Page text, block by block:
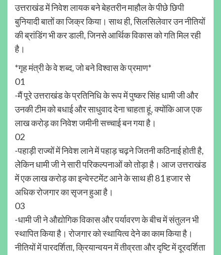
उत्तराखंड में निवेश लायक बने बेहतरीन माहौल के पीछे छिपी
बुनियादी बातों का जिक्र किया। साथ ही, सिलसिलेवार उन नीतियों
की ब्रांडिंग भी कर डाली, जिनसे आर्थिक विकास को गति मिल रही
है।
*गृह मंत्री के वे शब्द, जो बने विश्वास के प्रमाण*
01
-मैं पूरे उत्तराखंड के प्रतिनिधि के रूप में पुष्कर सिंह धामी जी और
उनकी टीम को बधाई और साधुवाद देना चाहता हूं, क्योंकि आज एक
लाख करोड़ का निवेश जमीनी सच्चाई बन गया है।
02
-पहाड़ी राज्यों में निवेश लाने में पहाड़ चढ़ने जितनी कठिनाई होती है,
लेेकिन धामी जी ने सारी परिकल्पनाओं को तोड़ा है। आज उत्तराखंड
में एक लाख करोड़ का इन्वेस्टमेंट आने के साथ ही 81 हजार से
अधिक रोजगार का सृजन हुआ है।
03
-धामी जी ने औद्योगिक विकास और पर्यावरण के बीच में संतुलन भी
स्थापित किया है। रोजगार को स्थायित्व देने का काम किया है।
नीतियों में पारदर्शिता, क्रियान्वयन में तीव्रता और दृष्टि में दूरदर्शिता